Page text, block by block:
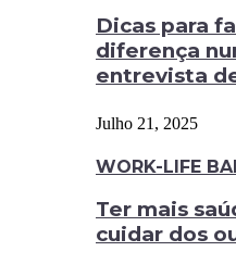
Dicas para
diferença
entrevista
Julho 21, 2025
WORK-LIFE
Ter mais
cuidar dos